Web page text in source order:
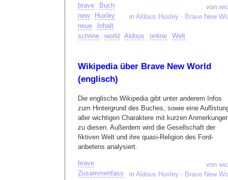
von
in Aldous Huxley - Brave New
brave
Buch
new
Huxley
neue
Inhalt
schöne
world Aldous online Welt
Wikipedia über Brave New World
(englisch)
Die englische Wikipedia gibt unter anderem Infos
zum Hintergrund des Buches, sowie eine
aller wichtigen Charaktere mit kurzen
zu diesen. Außerdem wird die Gesellschaft der
fiktiven Welt und ihre quasi-Religion des Ford-
anbetens analysiert.
von
in Aldous Huxley - Brave New
brave
Zusammenfass